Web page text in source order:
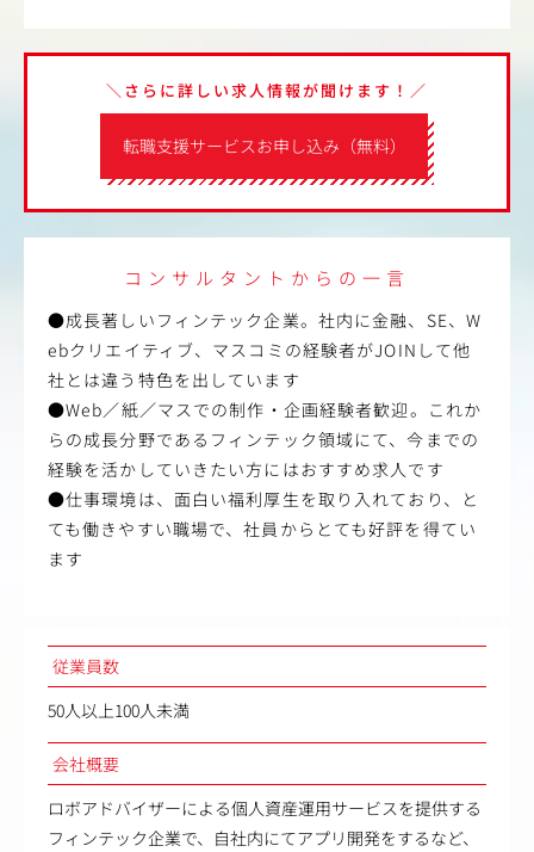
転職支援サービスお申し込み（無料）
＼さらに詳しい求人情報が聞けます！／
コンサルタントからの一言
●成長著しいフィンテック企業。社内に金融、SE、W
ebクリエイティブ、マスコミの経験者がJOINして他
社とは違う特色を出しています
●Web／紙／マスでの制作・企画経験者歓迎。これか
らの成長分野であるフィンテック領域にて、今までの
経験を活かしていきたい方にはおすすめ求人です
●仕事環境は、面白い福利厚生を取り入れており、と
ても働きやすい職場で、社員からとても好評を得てい
ます
従業員数
50人以上100人未満
会社概要
ロボアドバイザーによる個人資産運用サービスを提供する
フィンテック企業で、自社内にてアプリ開発をするなど、